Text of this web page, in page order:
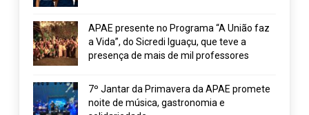
APAE presente no Programa “A União faz
a Vida”, do Sicredi Iguaçu, que teve a
presença de mais de mil professores
7º Jantar da Primavera da APAE promete
noite de música, gastronomia e